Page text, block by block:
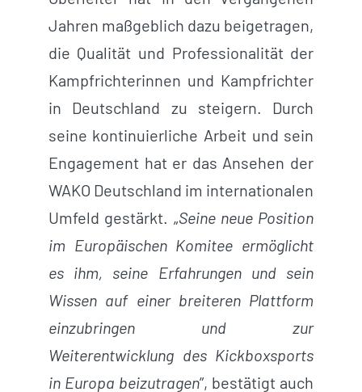
Jahren maßgeblich dazu beigetragen,
die Qualität und Professionalität der
Kampfrichterinnen und Kampfrichter
in Deutschland zu steigern. Durch
seine kontinuierliche Arbeit und sein
Engagement hat er das Ansehen der
WAKO Deutschland im internationalen
Umfeld gestärkt. „Seine neue Position
im Europäischen Komitee ermöglicht
es ihm, seine Erfahrungen und sein
Wissen auf einer breiteren Plattform
einzubringen und zur
Weiterentwicklung des Kickboxsports
in Europa beizutragen”, bestätigt auch